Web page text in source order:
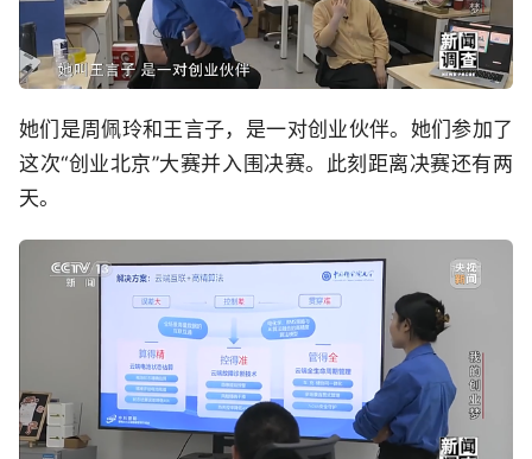
她们是周佩玲和王言子，是一对创业伙伴。她们参加了
这次“创业北京”大赛并入围决赛。此刻距离决赛还有两
天。